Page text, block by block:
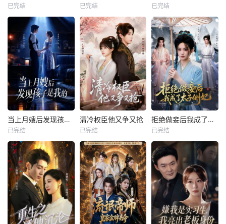
已完结 已完结 已完结
当上月嫂后发现孩子是我的
已完结
清冷权臣他又争又抢
已完结
拒绝做妾后我成了太子侧妃
已完结